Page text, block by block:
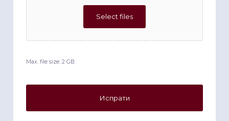
Select files
Max. file size: 2 GB.